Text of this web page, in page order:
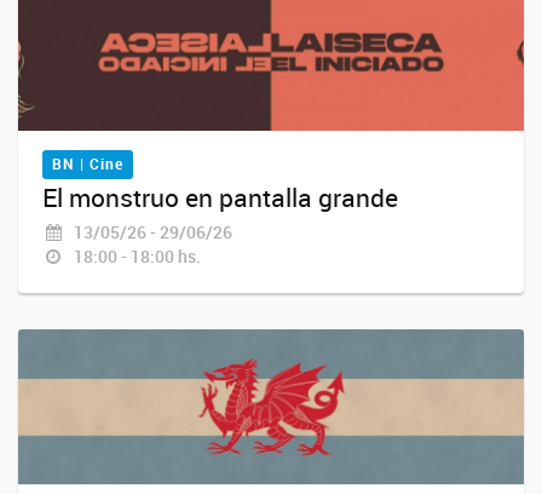
BN | Cine
El monstruo en pantalla grande
13/05/26 - 29/06/26
18:00 - 18:00 hs.